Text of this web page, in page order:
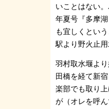
いことはない
年夏号『多摩
も宜しくとい
駅より野火止
羽村取水堰よ
田橋を経て新
楽部でも取り
が（オレを呼